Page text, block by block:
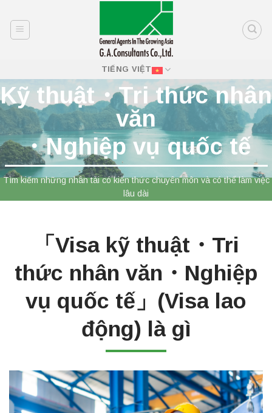
content
TIẾNG VIỆT
Kỹ thuật・Tri thức nhân
văn
・Nghiệp vụ quốc tế
Tìm kiếm những nhân tài có kiến ​​thức chuyên môn và có thể làm việc
lâu dài
「Visa kỹ thuật・Tri
thức nhân văn・Nghiệp
vụ quốc tế」(Visa lao
động) là gì